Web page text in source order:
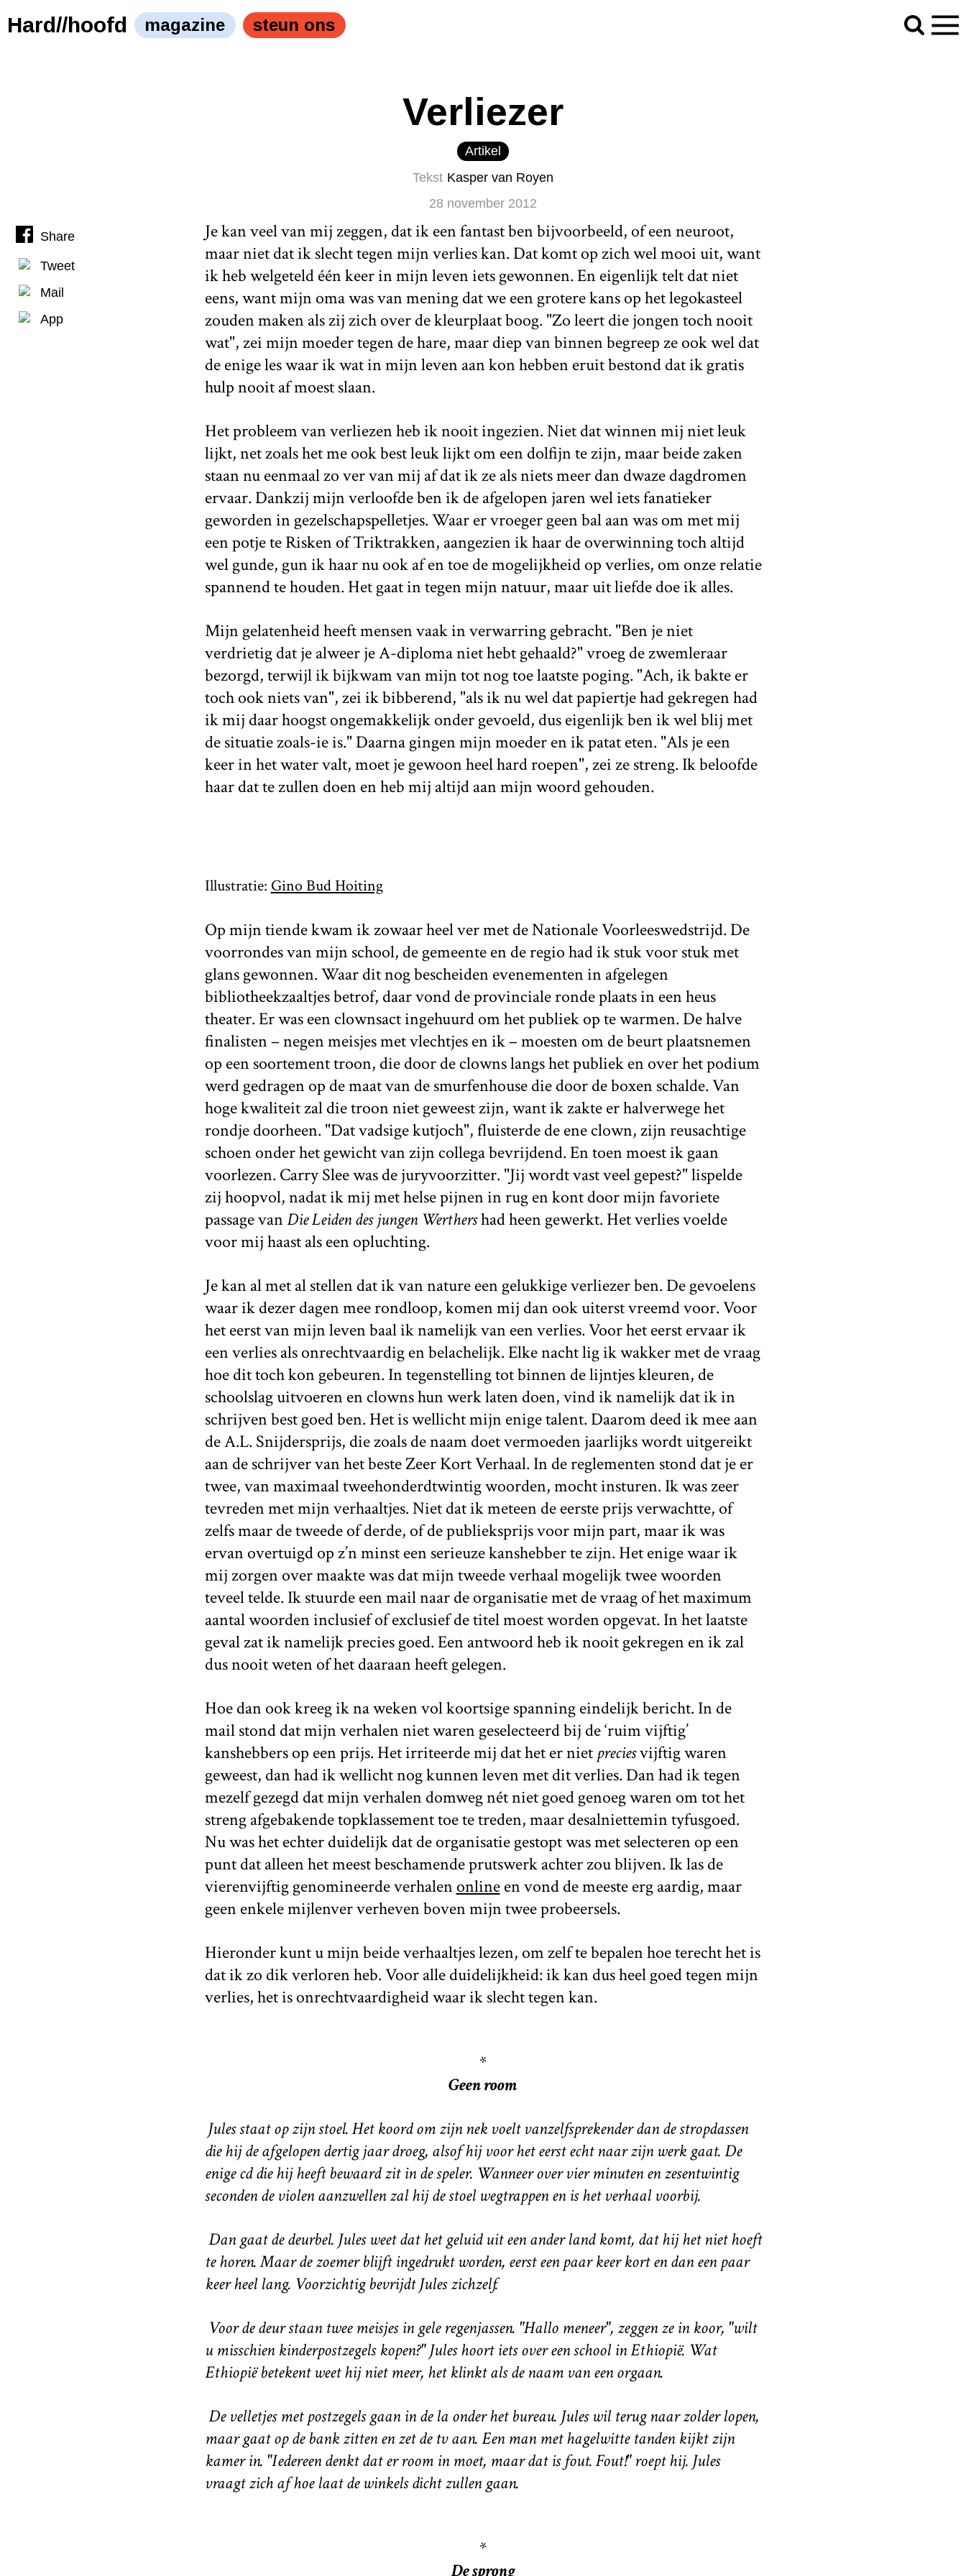
Hard//hoofd magazine steun ons
Verliezer
Artikel
Tekst Kasper van Royen
28 november 2012
Je kan veel van mij zeggen, dat ik een fantast ben bijvoorbeeld, of een neuroot,
maar niet dat ik slecht tegen mijn verlies kan. Dat komt op zich wel mooi uit, want
ik heb welgeteld één keer in mijn leven iets gewonnen. En eigenlijk telt dat niet
eens, want mijn oma was van mening dat we een grotere kans op het legokasteel
zouden maken als zij zich over de kleurplaat boog. "Zo leert die jongen toch nooit
wat", zei mijn moeder tegen de hare, maar diep van binnen begreep ze ook wel dat
de enige les waar ik wat in mijn leven aan kon hebben eruit bestond dat ik gratis
hulp nooit af moest slaan.
Het probleem van verliezen heb ik nooit ingezien. Niet dat winnen mij niet leuk
lijkt, net zoals het me ook best leuk lijkt om een dolfijn te zijn, maar beide zaken
staan nu eenmaal zo ver van mij af dat ik ze als niets meer dan dwaze dagdromen
ervaar. Dankzij mijn verloofde ben ik de afgelopen jaren wel iets fanatieker
geworden in gezelschapspelletjes. Waar er vroeger geen bal aan was om met mij
een potje te Risken of Triktrakken, aangezien ik haar de overwinning toch altijd
wel gunde, gun ik haar nu ook af en toe de mogelijkheid op verlies, om onze relatie
spannend te houden. Het gaat in tegen mijn natuur, maar uit liefde doe ik alles.
Mijn gelatenheid heeft mensen vaak in verwarring gebracht. "Ben je niet
verdrietig dat je alweer je A-diploma niet hebt gehaald?" vroeg de zwemleraar
bezorgd, terwijl ik bijkwam van mijn tot nog toe laatste poging. "Ach, ik bakte er
toch ook niets van", zei ik bibberend, "als ik nu wel dat papiertje had gekregen had
ik mij daar hoogst ongemakkelijk onder gevoeld, dus eigenlijk ben ik wel blij met
de situatie zoals-ie is." Daarna gingen mijn moeder en ik patat eten. "Als je een
keer in het water valt, moet je gewoon heel hard roepen", zei ze streng. Ik beloofde
haar dat te zullen doen en heb mij altijd aan mijn woord gehouden.
Illustratie: Gino Bud Hoiting
Op mijn tiende kwam ik zowaar heel ver met de Nationale Voorleeswedstrijd. De
voorrondes van mijn school, de gemeente en de regio had ik stuk voor stuk met
glans gewonnen. Waar dit nog bescheiden evenementen in afgelegen
bibliotheekzaaltjes betrof, daar vond de provinciale ronde plaats in een heus
theater. Er was een clownsact ingehuurd om het publiek op te warmen. De halve
finalisten – negen meisjes met vlechtjes en ik – moesten om de beurt plaatsnemen
op een soortement troon, die door de clowns langs het publiek en over het podium
werd gedragen op de maat van de smurfenhouse die door de boxen schalde. Van
hoge kwaliteit zal die troon niet geweest zijn, want ik zakte er halverwege het
rondje doorheen. "Dat vadsige kutjoch", fluisterde de ene clown, zijn reusachtige
schoen onder het gewicht van zijn collega bevrijdend. En toen moest ik gaan
voorlezen. Carry Slee was de juryvoorzitter. "Jij wordt vast veel gepest?" lispelde
zij hoopvol, nadat ik mij met helse pijnen in rug en kont door mijn favoriete
passage vanDie Leiden des jungen Werthershad heen gewerkt. Het verlies voelde
voor mij haast als een opluchting.
Je kan al met al stellen dat ik van nature een gelukkige verliezer ben. De gevoelens
waar ik dezer dagen mee rondloop, komen mij dan ook uiterst vreemd voor. Voor
het eerst van mijn leven baal ik namelijk van een verlies. Voor het eerst ervaar ik
een verlies als onrechtvaardig en belachelijk. Elke nacht lig ik wakker met de vraag
hoe dit toch kon gebeuren. In tegenstelling tot binnen de lijntjes kleuren, de
schoolslag uitvoeren en clowns hun werk laten doen, vind ik namelijk dat ik in
schrijven best goed ben. Het is wellicht mijn enige talent. Daarom deed ik mee aan
de A.L. Snijdersprijs, die zoals de naam doet vermoeden jaarlijks wordt uitgereikt
aan de schrijver van het beste Zeer Kort Verhaal. In de reglementen stond dat je er
twee, van maximaal tweehonderdtwintig woorden, mocht insturen. Ik was zeer
tevreden met mijn verhaaltjes. Niet dat ik meteen de eerste prijs verwachtte, of
zelfs maar de tweede of derde, of de publieksprijs voor mijn part, maar ik was
ervan overtuigd op z’n minst een serieuze kanshebber te zijn. Het enige waar ik
mij zorgen over maakte was dat mijn tweede verhaal mogelijk twee woorden
teveel telde. Ik stuurde een mail naar de organisatie met de vraag of het maximum
aantal woorden inclusief of exclusief de titel moest worden opgevat. In het laatste
geval zat ik namelijk precies goed. Een antwoord heb ik nooit gekregen en ik zal
dus nooit weten of het daaraan heeft gelegen.
Hoe dan ook kreeg ik na weken vol koortsige spanning eindelijk bericht. In de
mail stond dat mijn verhalen niet waren geselecteerd bij de ‘ruim vijftig’
kanshebbers op een prijs. Het irriteerde mij dat het er niet preciesvijftig waren
geweest, dan had ik wellicht nog kunnen leven met dit verlies. Dan had ik tegen
mezelf gezegd dat mijn verhalen domweg nét niet goed genoeg waren om tot het
streng afgebakende topklassement toe te treden, maar desalniettemin tyfusgoed.
Nu was het echter duidelijk dat de organisatie gestopt was met selecteren op een
punt dat alleen het meest beschamende prutswerk achter zou blijven. Ik las de
vierenvijftig genomineerde verhalenonlineen vond de meeste erg aardig, maar
geen enkele mijlenver verheven boven mijn twee probeersels.
Hieronder kunt u mijn beide verhaaltjes lezen, om zelf te bepalen hoe terecht het is
dat ik zo dik verloren heb. Voor alle duidelijkheid: ik kan dus heel goed tegen mijn
verlies, het is onrechtvaardigheid waar ik slecht tegen kan.
*
Geen room
Jules staat op zijn stoel. Het koord om zijn nek voelt vanzelfsprekender dan de stropdassen
die hij de afgelopen dertig jaar droeg, alsof hij voor het eerst echt naar zijn werk gaat. De
enige cd die hij heeft bewaard zit in de speler. Wanneer over vier minuten en zesentwintig
seconden de violen aanzwellen zal hij de stoel wegtrappen en is het verhaal voorbij.
Dan gaat de deurbel. Jules weet dat het geluid uit een ander land komt, dat hij het niet hoeft
te horen. Maar de zoemer blijft ingedrukt worden, eerst een paar keer kort en dan een paar
keer heel lang. Voorzichtig bevrijdt Jules zichzelf.
Voor de deur staan twee meisjes in gele regenjassen. "Hallo meneer", zeggen ze in koor, "wilt
u misschien kinderpostzegels kopen?" Jules hoort iets over een school in Ethiopië. Wat
Ethiopië betekent weet hij niet meer, het klinkt als de naam van een orgaan.
De velletjes met postzegels gaan in de la onder het bureau. Jules wil terug naar zolder lopen,
maar gaat op de bank zitten en zet de tv aan. Een man met hagelwitte tanden kijkt zijn
kamer in. "Iedereen denkt dat er room in moet, maar dat is fout. Fout!" roept hij. Jules
vraagt zich af hoe laat de winkels dicht zullen gaan.
*
De sprong
Share
Tweet
Mail
App